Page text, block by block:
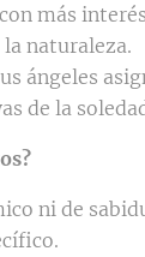
más
naturaleza.
ángeles
de la
ni de